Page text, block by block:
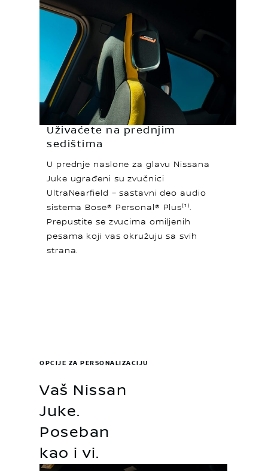
Uživaćete na prednjim
sedištima
U prednje naslone za glavu Nissana
Juke ugrađeni su zvučnici
UltraNearfield – sastavni deo audio
sistema Bose® Personal® Plus⁽¹⁾.
Prepustite se zvucima omiljenih
pesama koji vas okružuju sa svih
strana.
Vaš Nissan
Juke.
Poseban
kao i vi.
OPCIJE ZA PERSONALIZACIJU